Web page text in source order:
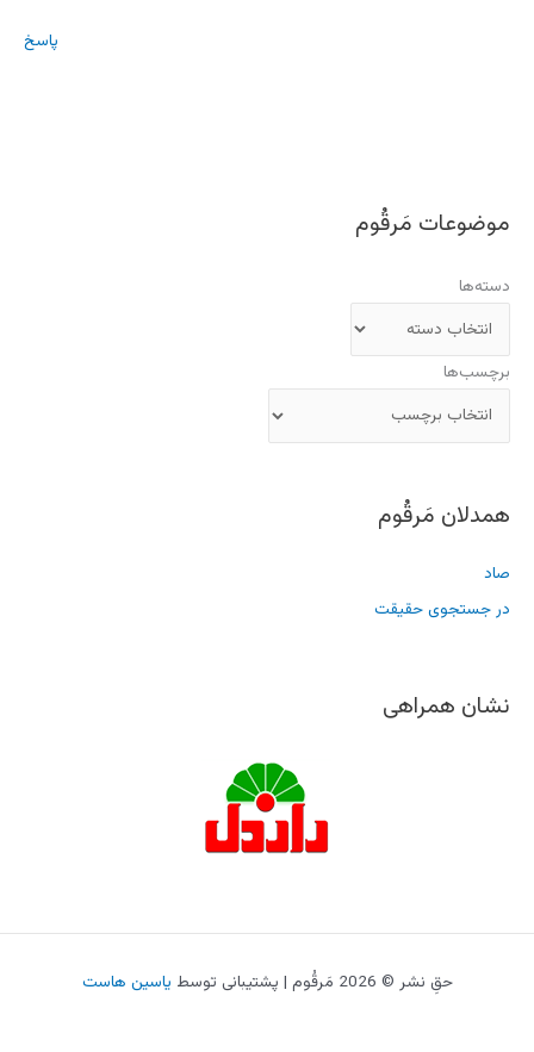
پاسخ
موضوعات مَرقُوم
دسته‌ها
برچسب‌ها
همدلان مَرقُوم
صاد
در جستجوی حقیقت
نشان همراهی
حقِ نشر © 2026 مَرقُوم | پشتیبانی توسط یاسین هاست